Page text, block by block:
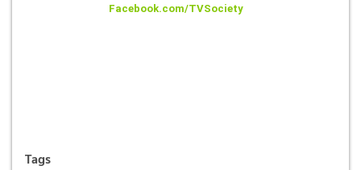
Facebook.com/TVSociety
Tags